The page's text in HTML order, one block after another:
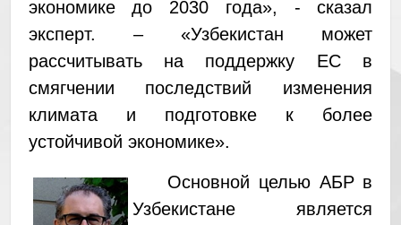
экономике до 2030 года», - сказал
эксперт. – «Узбекистан может
рассчитывать на поддержку ЕС в
смягчении последствий изменения
климата и подготовке к более
устойчивой экономике».
Основной целью АБР в
Узбекистане является